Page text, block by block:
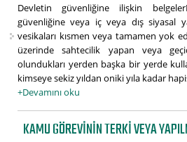
Devletin güvenliğine ilişkin
güvenliğine veya iç veya dış siyasal
vesikaları kısmen veya tamamen yok
üzerinde sahtecilik yapan veya
olundukları yerden başka bir yerde
kimseye sekiz yıldan oniki yıla kadar
+Devamını oku
KAMU GÖREVININ TERKI VEYA